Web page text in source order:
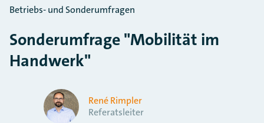
Betriebs- und Sonderumfragen
Sonderumfrage "Mobilität im
Handwerk"
René Rimpler
Referatsleiter